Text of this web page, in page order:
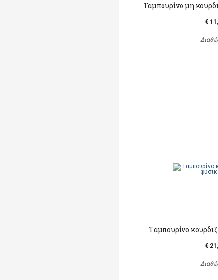
Ταμπουρίνο μη
€
Tαμπουρίνο
€